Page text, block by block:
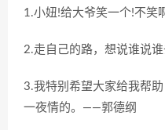
1.小妞!给大爷笑一个!不笑
2.走自己的路，想说谁说
3.我特别希望大家给我帮
一夜情的。——郭德纲